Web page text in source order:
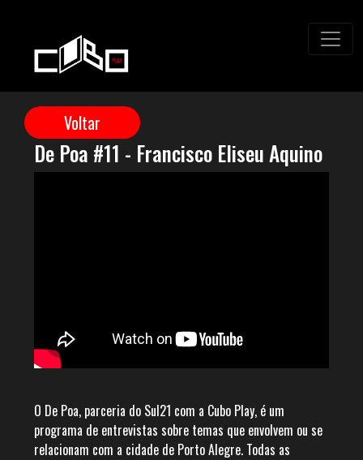
De Poa #11 - Francisco Eliseu Aquino
O De Poa, parceria do Sul21 com a Cubo Play, é um
programa de entrevistas sobre temas que envolvem ou se
relacionam com a cidade de Porto Alegre. Todas as